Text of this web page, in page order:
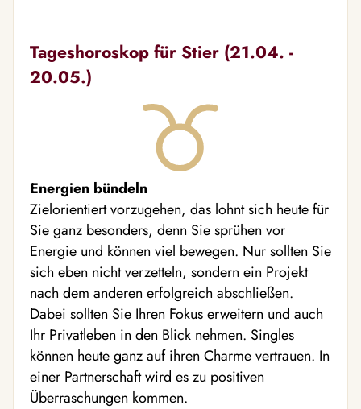
Tageshoroskop für Stier (21.04. -
20.05.)
Energien bündeln
Zielorientiert vorzugehen, das lohnt sich heute für
Sie ganz besonders, denn Sie sprühen vor
Energie und können viel bewegen. Nur sollten Sie
sich eben nicht verzetteln, sondern ein Projekt
nach dem anderen erfolgreich abschließen.
Dabei sollten Sie Ihren Fokus erweitern und auch
Ihr Privatleben in den Blick nehmen. Singles
können heute ganz auf ihren Charme vertrauen. In
einer Partnerschaft wird es zu positiven
Überraschungen kommen.